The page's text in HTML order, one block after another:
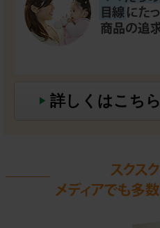
▶ 詳しくはこちら